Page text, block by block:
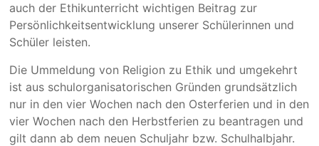
auch der Ethikunterricht wichtigen Beitrag zur
Persönlichkeitsentwicklung unserer Schülerinnen und
Schüler leisten.
Die Ummeldung von Religion zu Ethik und umgekehrt
ist aus schulorganisatorischen Gründen grundsätzlich
nur in den vier Wochen nach den Osterferien und in den
vier Wochen nach den Herbstferien zu beantragen und
gilt dann ab dem neuen Schuljahr bzw. Schulhalbjahr.